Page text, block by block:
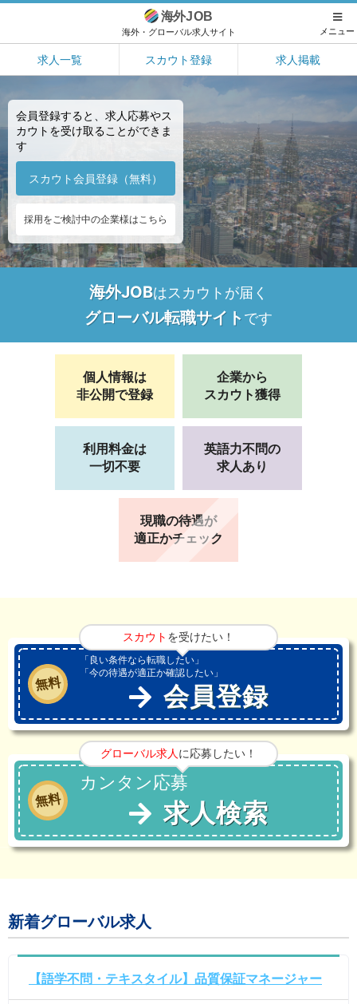
海外JOB
海外・グローバル求人サイト メニュー
求人一覧 スカウト登録 求人掲載
会員登録すると、求人応募やス
カウトを受け取ることができま
す
スカウト会員登録（無料）
採用をご検討中の企業様はこちら
海外JOBはスカウトが届く
グローバル転職サイトです
個人情報は
非公開で登録
企業から
スカウト獲得
利用料金は
一切不要
英語力不問の
求人あり
現職の待遇が
適正かチェック
スカウト を受けたい！
無料
「良い条件なら転職したい」
「今の待遇が適正か確認したい」
会員登録
グローバル求人 に応募したい！
無料
カンタン応募
求人検索
新着グローバル求人
【語学不問・テキスタイル】品質保証マネージャー